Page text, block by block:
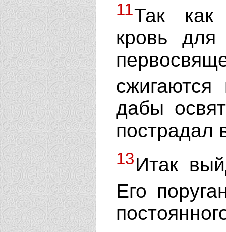
11Так как
кровь
дабы
пострадал
13Итак
Его